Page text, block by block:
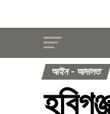
আইন - আদালত